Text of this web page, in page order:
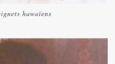
hawaïens